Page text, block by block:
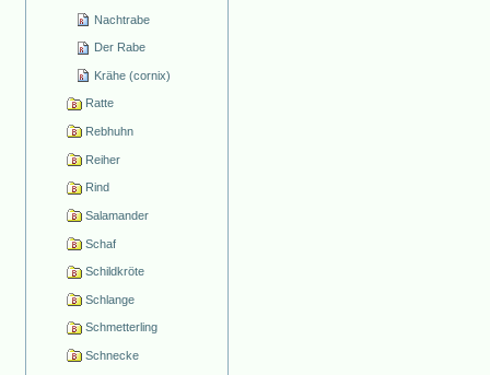
Nachtrabe
Der Rabe
Krähe (cornix)
Ratte
Rebhuhn
Reiher
Rind
Salamander
Schaf
Schildkröte
Schlange
Schmetterling
Schnecke